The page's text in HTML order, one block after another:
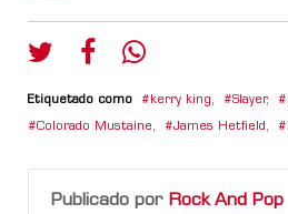
Etiquetado como kerry king, Slayer,
Colorado Mustaine, James Hetfield ,
Publicado por Rock And Pop